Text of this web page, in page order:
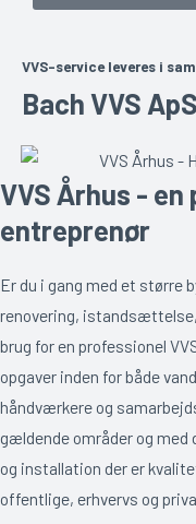
VVS-service leveres i
Bach VVS ApS
VVS Århus -
entreprenør
Er du i gang med et større
renovering, istandsættelse,
brug for en professionel
opgaver inden for både
håndværkere og
gældende områder og med
og installation der er
offentlige, erhvervs og